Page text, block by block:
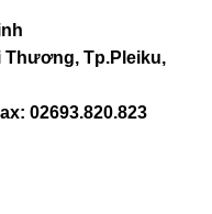
Thương, Tp.Pleiku,
02693.820.823